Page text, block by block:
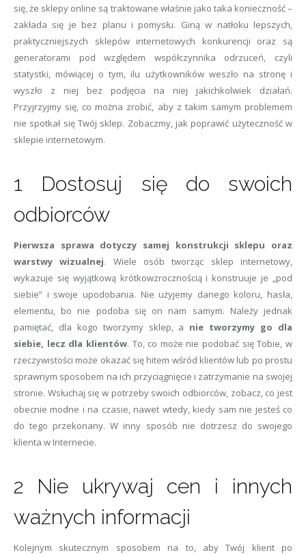
się, że sklepy online są traktowane właśnie jako taka konieczność –
zakłada się je bez planu i pomysłu. Giną w natłoku lepszych,
praktyczniejszych sklepów internetowych konkurencji oraz są
generatorami pod względem współczynnika odrzuceń, czyli
statystki, mówiącej o tym, ilu użytkowników weszło na stronę i
wyszło z niej bez podjęcia na niej jakichkolwiek działań.
Przyjrzyjmy się, co można zrobić, aby z takim samym problemem
nie spotkał się Twój sklep. Zobaczmy, jak poprawić użyteczność w
sklepie internetowym.
1 Dostosuj się do swoich
odbiorców
Pierwsza sprawa dotyczy samej konstrukcji sklepu oraz
warstwy wizualnej. Wiele osób tworząc sklep internetowy,
wykazuje się wyjątkową krótkowzrocznością i konstruuje je „pod
siebie” i swoje upodobania. Nie użyjemy danego koloru, hasła,
elementu, bo nie podoba się on nam samym. Należy jednak
pamiętać, dla kogo tworzymy sklep, a nie tworzymy go dla
siebie, lecz dla klientów. To, co może nie podobać się Tobie, w
rzeczywistości może okazać się hitem wśród klientów lub po prostu
sprawnym sposobem na ich przyciągnięcie i zatrzymanie na swojej
stronie. Wsłuchaj się w potrzeby swoich odbiorców, zobacz, co jest
obecnie modne i na czasie, nawet wtedy, kiedy sam nie jesteś co
do tego przekonany. W inny sposób nie dotrzesz do swojego
klienta w Internecie.
2 Nie ukrywaj cen i innych
ważnych informacji
Kolejnym skutecznym sposobem na to, aby Twój klient po